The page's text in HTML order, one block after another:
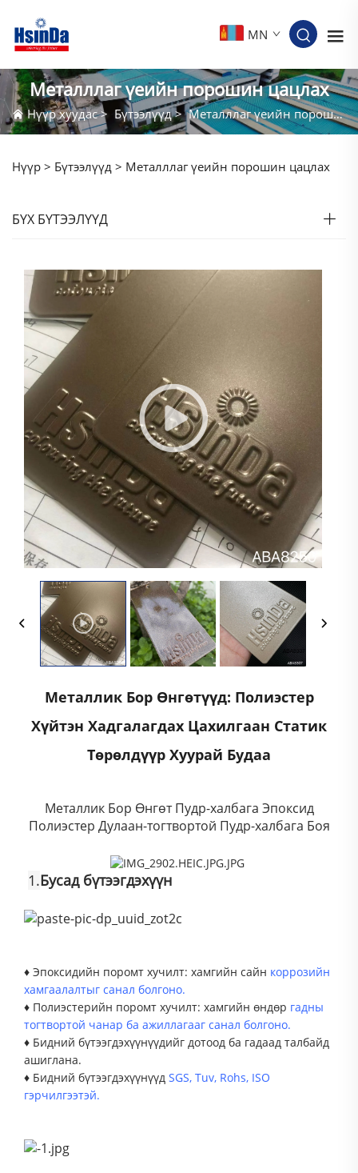
MN
Металллаг үеийн порошин цацлах
Нүүр хуудас> Бүтээлүүд>Металллаг үеийн порошин цацлах
Нүүр > Бүтээлүүд > Металллаг үеийн порошин цацлах
БҮХ БҮТЭЭЛҮҮД
Металлик Бор Өнгөтүүд: Полиэстер
Хүйтэн Хадгалагдах Цахилгаан Статик
Төрөлдүүр Хуурай Будаа
Металлик Бор Өнгөт Пудр-халбага Эпоксид
Полиэстер Дулаан-тогтвортой Пудр-халбага Боя
1.Бусад бүтээгдэхүүн
♦ Эпоксидийн поромт хучилт: хамгийн сайн коррозийн
хамгаалалтыг санал болгоно.
♦ Полиэстерийн поромт хучилт: хамгийн өндөр гадны
тогтвортой чанар ба ажиллагааг санал болгоно.
♦ Бидний бүтээгдэхүүнүүдийг дотоод ба гадаад талбайд
ашиглана.
♦ Бидний бүтээгдэхүүнүүд SGS, Tuv, Rohs, ISO
гэрчилгээтэй.